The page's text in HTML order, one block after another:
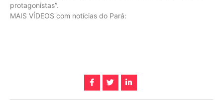
protagonistas”.
MAIS VÍDEOS com notícias do Pará: